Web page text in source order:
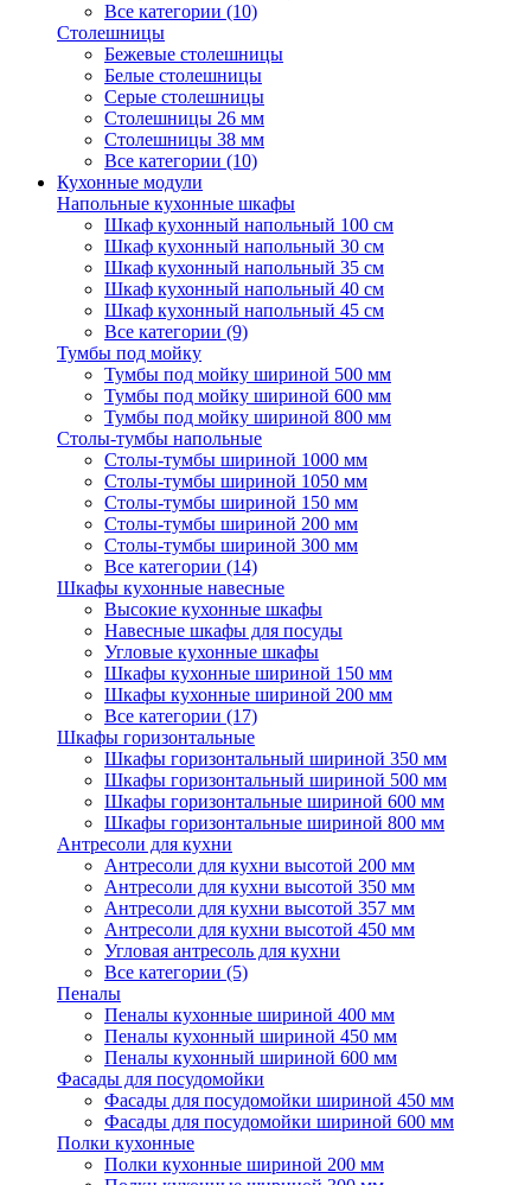
Все категории (10)
Столешницы
Бежевые столешницы
Белые столешницы
Серые столешницы
Столешницы 26 мм
Столешницы 38 мм
Все категории (10)
Кухонные модули
Напольные кухонные шкафы
Шкаф кухонный напольный 100 см
Шкаф кухонный напольный 30 см
Шкаф кухонный напольный 35 см
Шкаф кухонный напольный 40 см
Шкаф кухонный напольный 45 см
Все категории (9)
Тумбы под мойку
Тумбы под мойку шириной 500 мм
Тумбы под мойку шириной 600 мм
Тумбы под мойку шириной 800 мм
Столы-тумбы напольные
Столы-тумбы шириной 1000 мм
Столы-тумбы шириной 1050 мм
Столы-тумбы шириной 150 мм
Столы-тумбы шириной 200 мм
Столы-тумбы шириной 300 мм
Все категории (14)
Шкафы кухонные навесные
Высокие кухонные шкафы
Навесные шкафы для посуды
Угловые кухонные шкафы
Шкафы кухонные шириной 150 мм
Шкафы кухонные шириной 200 мм
Все категории (17)
Шкафы горизонтальные
Шкафы горизонтальный шириной 350 мм
Шкафы горизонтальный шириной 500 мм
Шкафы горизонтальные шириной 600 мм
Шкафы горизонтальные шириной 800 мм
Антресоли для кухни
Антресоли для кухни высотой 200 мм
Антресоли для кухни высотой 350 мм
Антресоли для кухни высотой 357 мм
Антресоли для кухни высотой 450 мм
Угловая антресоль для кухни
Все категории (5)
Пеналы
Пеналы кухонные шириной 400 мм
Пеналы кухонный шириной 450 мм
Пеналы кухонный шириной 600 мм
Фасады для посудомойки
Фасады для посудомойки шириной 450 мм
Фасады для посудомойки шириной 600 мм
Полки кухонные
Полки кухонные шириной 200 мм